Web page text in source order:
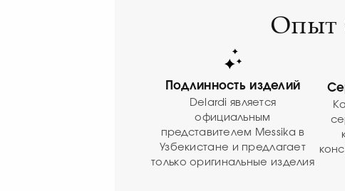
Опыт
Подлинность изделий
Delardi является
официальным
представителем Messika в
Узбекистане и предлагает
только оригинальные изделия